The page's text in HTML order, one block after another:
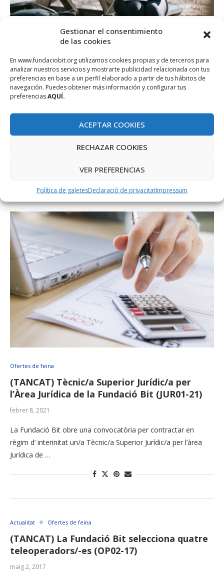
Gestionar el consentimiento
de las cookies
En www.fundaciobit.org utilizamos cookies propias y de terceros para
analizar nuestros servicios y mostrarte publicidad relacionada con tus
preferencias en base a un perfil elaborado a partir de tus hábitos de
navegación. Puedes obtener más información y configurar tus
preferenciasAQUÍ.
ACEPTAR COOKIES
RECHAZAR COOKIES
VER PREFERENCIAS
Política de galetesDeclaració de privacitatImpressum
de tecnologies de la informació i
telecomunicacions per a l’Àrea de TIC
Innovació – TI01-21
abril 27, 2021
Bases específiques que regiran el procés de selecció per a
contractar un facultatiu tècnic en l’especialitat de tecnologies
Ofertes de feina
(TANCAT) Tècnic/a Superior Jurídic/a per
l’Àrea Jurídica de la Fundació Bit (JUR01-21)
febrer 8, 2021
La Fundació Bit obre una convocatòria per contractar en
règim d’ interinitat un/a Tècnic/a Superior Jurídic/a per l’àrea
Jurídica de …
Actualitat Ofertes de feina
(TANCAT) La Fundació Bit selecciona quatre
teleoperadors/-es (OP02-17)
maig 2, 2017